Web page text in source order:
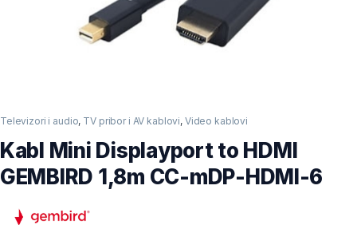
Televizori i audio, TV pribor i AV kablovi, Video kablovi
Kabl Mini Displayport to HDMI
GEMBIRD 1,8m CC-mDP-HDMI-6